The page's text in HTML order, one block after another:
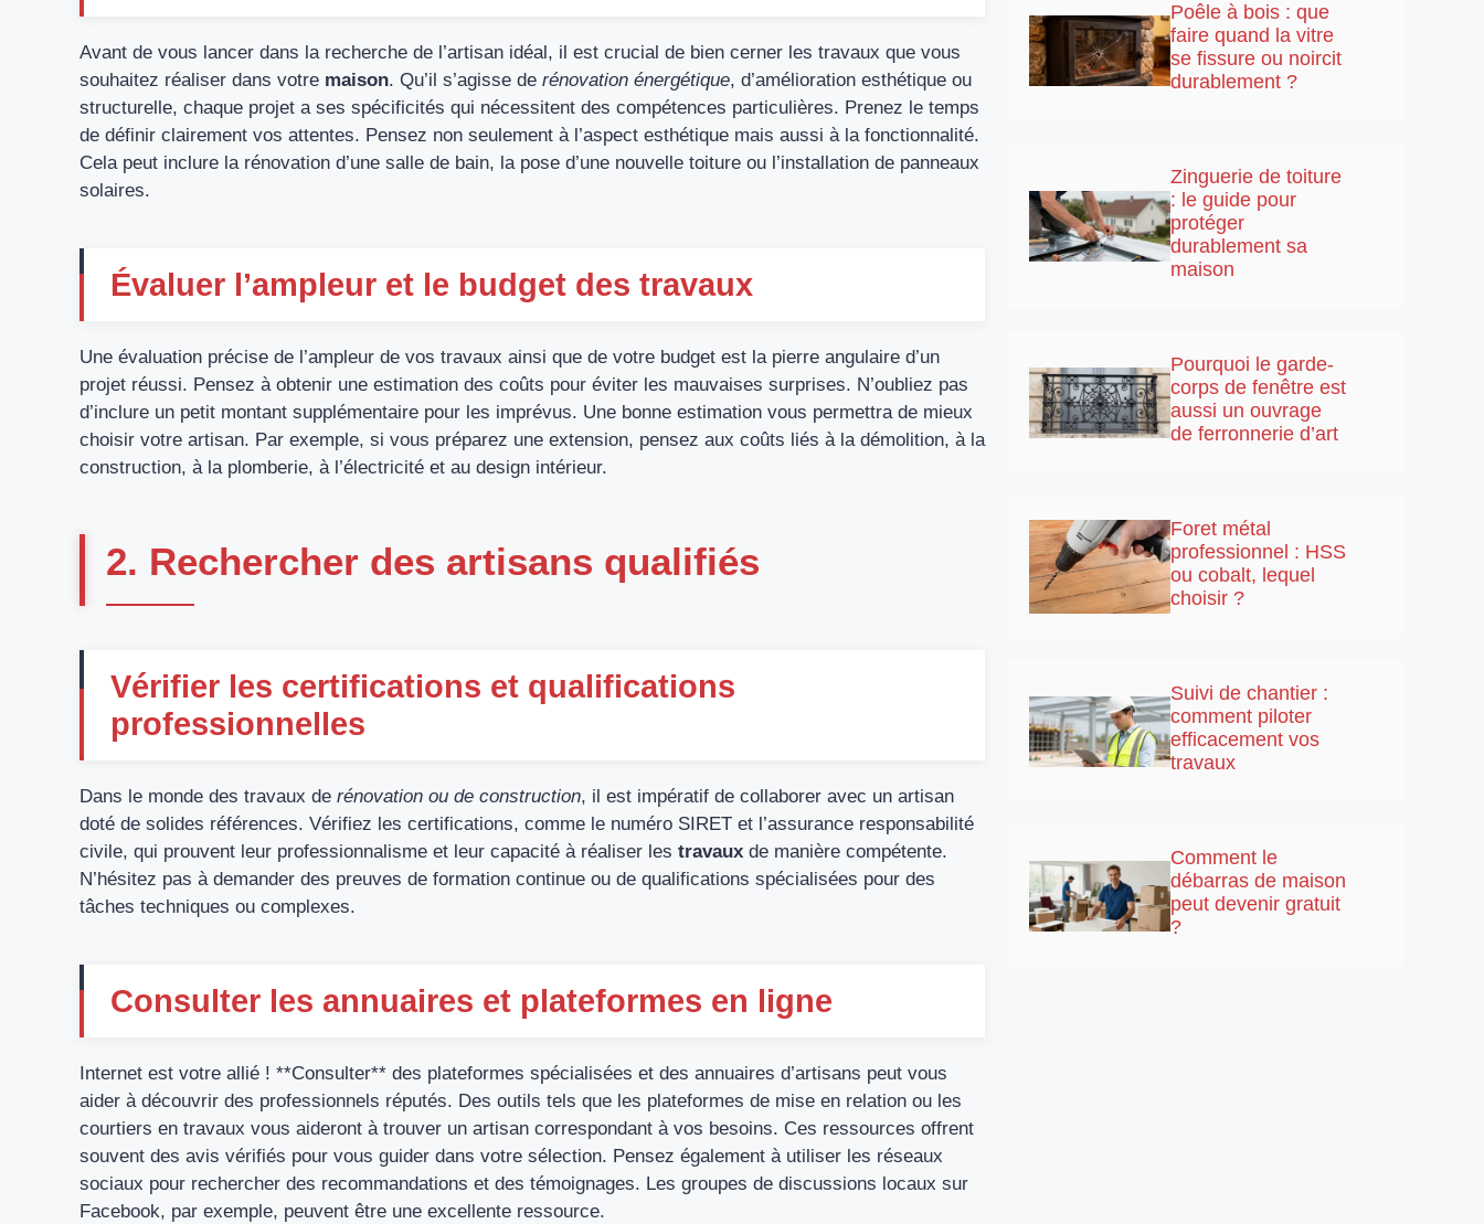
Avant de vous lancer dans la recherche de l’artisan idéal, il est crucial de bien cerner les travaux que vous
souhaitez réaliser dans votre maison. Qu’il s’agisse de rénovation énergétique, d’amélioration esthétique ou
structurelle, chaque projet a ses spécificités qui nécessitent des compétences particulières. Prenez le temps
de définir clairement vos attentes. Pensez non seulement à l’aspect esthétique mais aussi à la fonctionnalité.
Cela peut inclure la rénovation d’une salle de bain, la pose d’une nouvelle toiture ou l’installation de panneaux
solaires.
Évaluer l’ampleur et le budget des travaux
Une évaluation précise de l’ampleur de vos travaux ainsi que de votre budget est la pierre angulaire d’un
projet réussi. Pensez à obtenir une estimation des coûts pour éviter les mauvaises surprises. N’oubliez pas
d’inclure un petit montant supplémentaire pour les imprévus. Une bonne estimation vous permettra de mieux
choisir votre artisan. Par exemple, si vous préparez une extension, pensez aux coûts liés à la démolition, à la
construction, à la plomberie, à l’électricité et au design intérieur.
2. Rechercher des artisans qualifiés
Vérifier les certifications et qualifications
professionnelles
Dans le monde des travaux de rénovation ou de construction, il est impératif de collaborer avec un artisan
doté de solides références. Vérifiez les certifications, comme le numéro SIRET et l’assurance responsabilité
civile, qui prouvent leur professionnalisme et leur capacité à réaliser les travaux de manière compétente.
N’hésitez pas à demander des preuves de formation continue ou de qualifications spécialisées pour des
tâches techniques ou complexes.
Consulter les annuaires et plateformes en ligne
Internet est votre allié ! **Consulter** des plateformes spécialisées et des annuaires d’artisans peut vous
aider à découvrir des professionnels réputés. Des outils tels que les plateformes de mise en relation ou les
courtiers en travaux vous aideront à trouver un artisan correspondant à vos besoins. Ces ressources offrent
souvent des avis vérifiés pour vous guider dans votre sélection. Pensez également à utiliser les réseaux
sociaux pour rechercher des recommandations et des témoignages. Les groupes de discussions locaux sur
Facebook, par exemple, peuvent être une excellente ressource.
Poêle à bois : que
faire quand la vitre
se fissure ou noircit
durablement ?
Zinguerie de toiture
: le guide pour
protéger
durablement sa
maison
Pourquoi le garde-
corps de fenêtre est
aussi un ouvrage
de ferronnerie d’art
Foret métal
professionnel : HSS
ou cobalt, lequel
choisir ?
Suivi de chantier :
comment piloter
efficacement vos
travaux
Comment le
débarras de maison
peut devenir gratuit
?